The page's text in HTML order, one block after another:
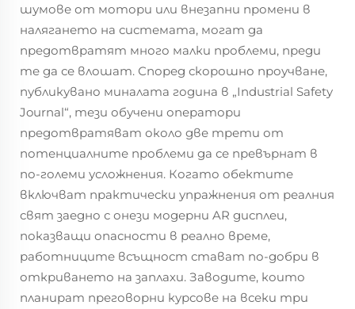
шумове от мотори или внезапни промени в
налягането на системата, могат да
предотвратят много малки проблеми, преди
те да се влошат. Според скорошно проучване,
публикувано миналата година в „Industrial Safety
Journal“, тези обучени оператори
предотвратяват около две трети от
потенциалните проблеми да се превърнат в
по-големи усложнения. Когато обектите
включват практически упражнения от реалния
свят заедно с онези модерни AR дисплеи,
показващи опасности в реално време,
работниците всъщност стават по-добри в
откриването на заплахи. Заводите, които
планират преговорни курсове на всеки три